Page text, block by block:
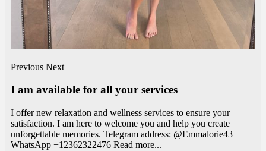
Previous Next
I am available for all your services
I offer new relaxation and wellness services to ensure your
satisfaction. I am here to welcome you and help you create
unforgettable memories. Telegram address: @Emmalorie43
WhatsApp +12362322476 Read more...